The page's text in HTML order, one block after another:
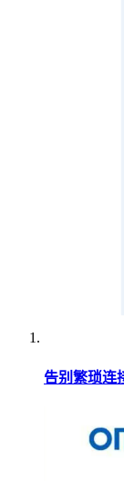
告别繁琐连